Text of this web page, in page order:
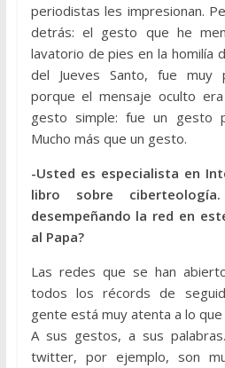
periodistas les impresionan.
detrás: el gesto que he
lavatorio de pies en la homilía
del Jueves Santo, fue muy
porque el mensaje oculto
gesto simple: fue un gesto
Mucho más que un gesto.
-Usted es especialista en
libro sobre
desempeñando la red en
al Papa?
Las redes que se han
todos los récords de
gente está muy atenta a lo que
A sus gestos, a sus
twitter, por ejemplo, son